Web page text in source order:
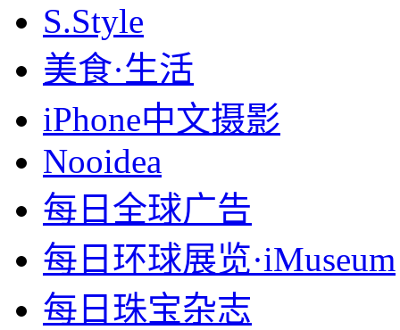
S.Style
美食·生活
iPhone中文摄影
Nooidea
每日全球广告
每日环球展览·iMuseum
每日珠宝杂志